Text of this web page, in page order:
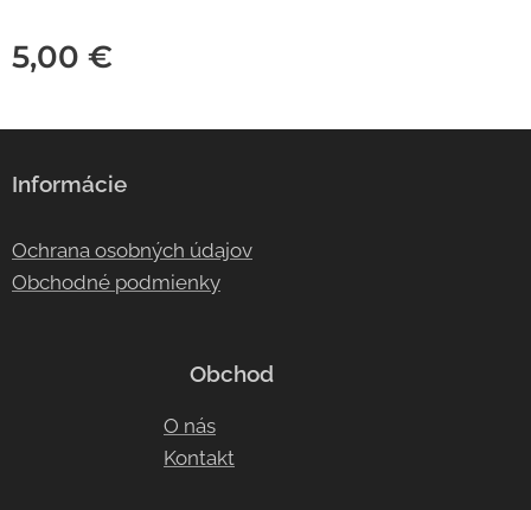
5,00 €
Informácie
Ochrana osobných údajov
Obchodné podmienky
Obchod
O nás
Kontakt